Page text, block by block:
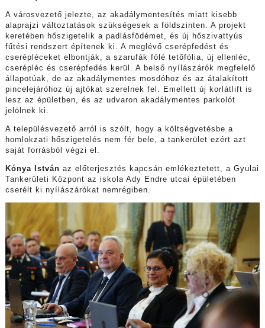
A városvezető jelezte, az akadálymentesítés miatt kisebb
alaprajzi változtatások szükségesek a földszinten. A projekt
keretében hőszigetelik a padlásfödémet, és új hőszivattyús
fűtési rendszert építenek ki. A meglévő cserépfedést és
cserépléceket elbontják, a szarufák fölé tetőfólia, új ellenléc,
cserépléc és cserépfedés kerül. A belső nyílászárók megfelelő
állapotúak, de az akadálymentes mosdóhoz és az átalakított
pincelejáróhoz új ajtókat szerelnek fel. Emellett új korlátlift is
lesz az épületben, és az udvaron akadálymentes parkolót
jelölnek ki.
A településvezető arról is szólt, hogy a költségvetésbe a
homlokzati hőszigetelés nem fér bele, a tankerület ezért azt
saját forrásból végzi el.
Kónya István az előterjesztés kapcsán emlékeztetett, a Gyulai
Tankerületi Központ az iskola Ady Endre utcai épületében
cserélt ki nyílászárókat nemrégiben.